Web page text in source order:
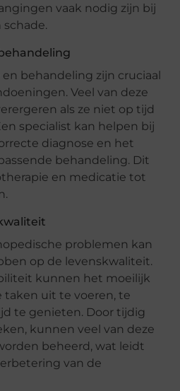
vaak nodig zijn bij
behandeling zijn cruciaal
Veel van deze
als ze niet op tijd
specialist kan helpen bij
diagnose en het
behandeling. Dit
en medicatie tot
problemen kan
op de levenskwaliteit.
kunnen het moeilijk
taken uit te voeren, te
te genieten. Door tijdig
kunnen veel van deze
beheerd, wat leidt
van de